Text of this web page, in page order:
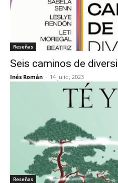
Reseñas
Seis caminos de
Inés Román - 14 julio, 2023
Reseñas